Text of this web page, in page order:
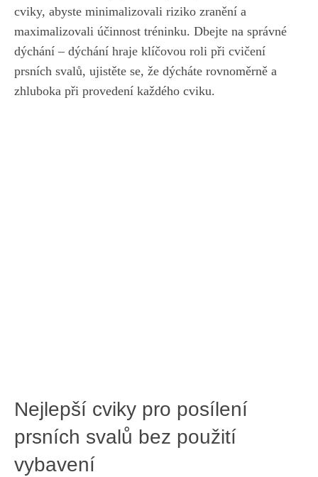
cviky, abyste minimalizovali riziko zranění a
maximalizovali účinnost tréninku. Dbejte na správné
dýchání – dýchání hraje ‍klíčovou roli při cvičení
prsních svalů, ujistěte se, že dýcháte rovnoměrně a
zhluboka při provedení každého cviku.
Nejlepší cviky ⁢pro posílení
prsních svalů bez použití
vybavení